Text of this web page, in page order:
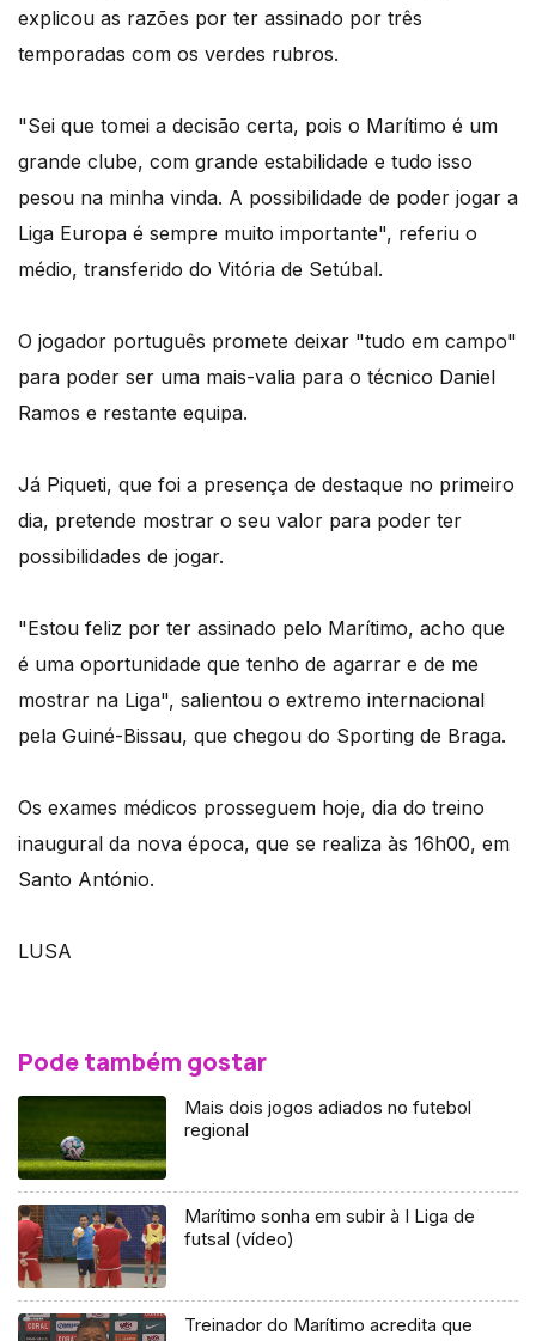
explicou as razões por ter assinado por três
temporadas com os verdes rubros.
"Sei que tomei a decisão certa, pois o Marítimo é um
grande clube, com grande estabilidade e tudo isso
pesou na minha vinda. A possibilidade de poder jogar a
Liga Europa é sempre muito importante", referiu o
médio, transferido do Vitória de Setúbal.
O jogador português promete deixar "tudo em campo"
para poder ser uma mais-valia para o técnico Daniel
Ramos e restante equipa.
Já Piqueti, que foi a presença de destaque no primeiro
dia, pretende mostrar o seu valor para poder ter
possibilidades de jogar.
"Estou feliz por ter assinado pelo Marítimo, acho que
é uma oportunidade que tenho de agarrar e de me
mostrar na Liga", salientou o extremo internacional
pela Guiné-Bissau, que chegou do Sporting de Braga.
Os exames médicos prosseguem hoje, dia do treino
inaugural da nova época, que se realiza às 16h00, em
Santo António.
LUSA
Pode também gostar
Mais dois jogos adiados no futebol
regional
Marítimo sonha em subir à I Liga de
futsal (vídeo)
Treinador do Marítimo acredita que